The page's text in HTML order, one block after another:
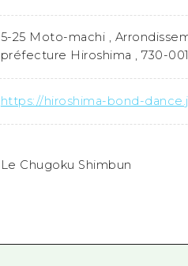
5-25 Moto-machi ,
préfecture Hiroshima , 730-
https://hiroshima-bond-
Le Chugoku Shimbun